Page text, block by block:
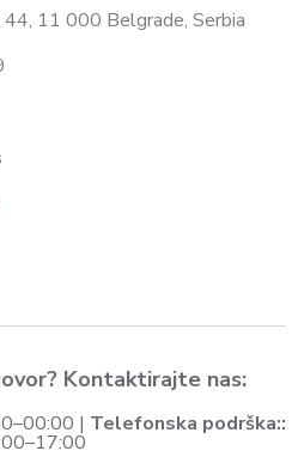
11 000 Belgrade, Serbia
Kontaktirajte nas:
| Telefonska podrška::